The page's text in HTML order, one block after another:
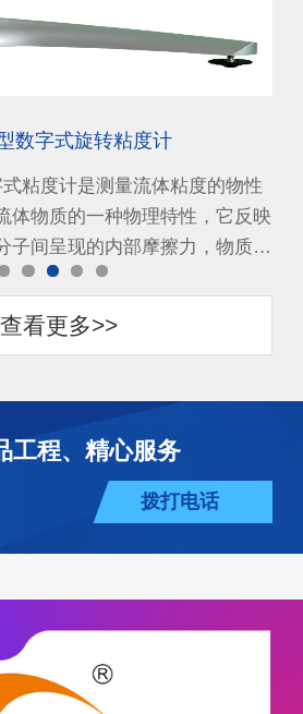
数字式旋转粘度计
粘度计是测量流体粘度的物性
体物质的一种物理特性，它反映
子间呈现的内部摩擦力，物质…
查看更多>>
工程、精心服务
拨打电话